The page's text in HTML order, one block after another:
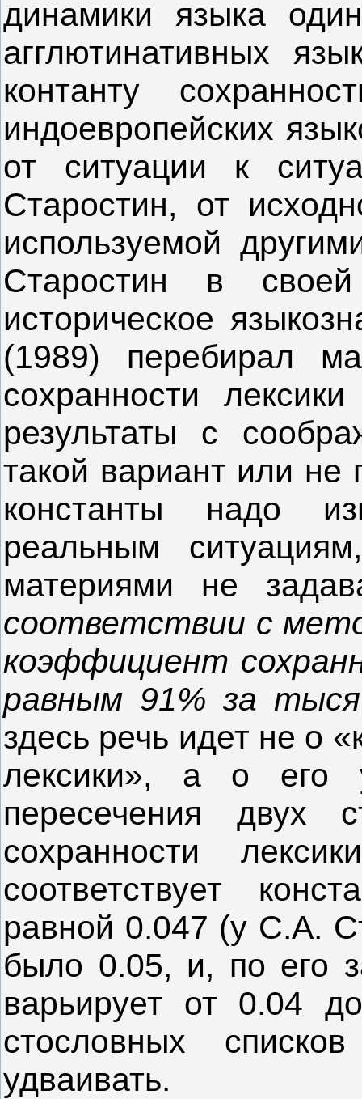
динамики языка
агглютинативных
контанту
индоевропейских
от ситуации к
Старостин, от
используемой
Старостин в
историческое
(1989) перебирал
сохранности
результаты с
такой вариант или не
константы надо
реальным
материями не
соответствии с
коэффициент
равным 91% за
здесь речь идет не о
лексики», а о его
пересечения двух
сохранности
соответствует
равной 0.047 (у С.А.
было 0.05, и, по его
варьирует от 0.04
стословных
удваивать.